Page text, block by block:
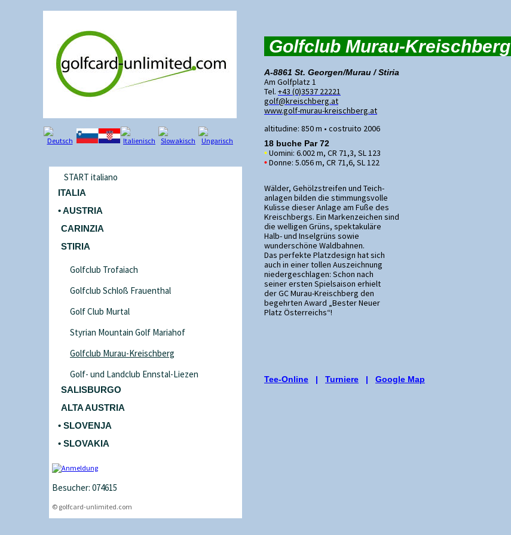
START italiano
ITALIA
• AUSTRIA
CARINZIA
STIRIA
Golfclub Trofaiach
Golfclub Schloß Frauenthal
Golf Club Murtal
Styrian Mountain Golf Mariahof
Golfclub Murau-Kreischberg
Golf- und Landclub Ennstal-Liezen
SALISBURGO
ALTA AUSTRIA
• SLOVENJA
• SLOVAKIA
Besucher: 074615
© golfcard-unlimited.com
Golfclub Murau-Kreischberg
A-8861 St. Georgen/Murau / Stiria
Am Golfplatz 1
Tel. +43 (0)3537 22221
golf@kreischberg.at
www.golf-murau-kreischberg.at
altitudine: 850 m • costruito 2006
18 buche Par 72
•Uomini: 6.002 m, CR 71,3, SL 123
•Donne: 5.056 m, CR 71,6, SL 122
Wälder, Gehölzstreifen und Teich-
anlagen bilden die stimmungsvolle
Kulisse dieser Anlage am Fuße des
Kreischbergs. Ein Markenzeichen sind
die welligen Grüns, spektakuläre
Halb- und Inselgrüns sowie
wunderschöne Waldbahnen.
Das perfekte Platzdesign hat sich
auch in einer tollen Auszeichnung
niedergeschlagen: Schon nach
seiner ersten Spielsaison erhielt
der GC Murau-Kreischberg den
begehrten Award „Bester Neuer
Platz Österreichs“!
Tee-Online | Turniere | Google Map